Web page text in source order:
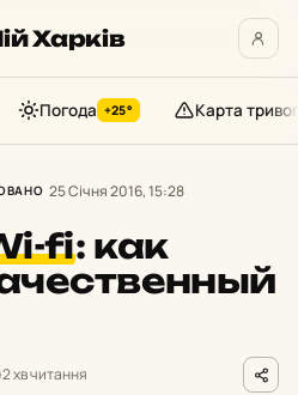
Харків
Погода +25° Карта тривог
25 Січня 2016, 15:28
fi: как
2 хв читання